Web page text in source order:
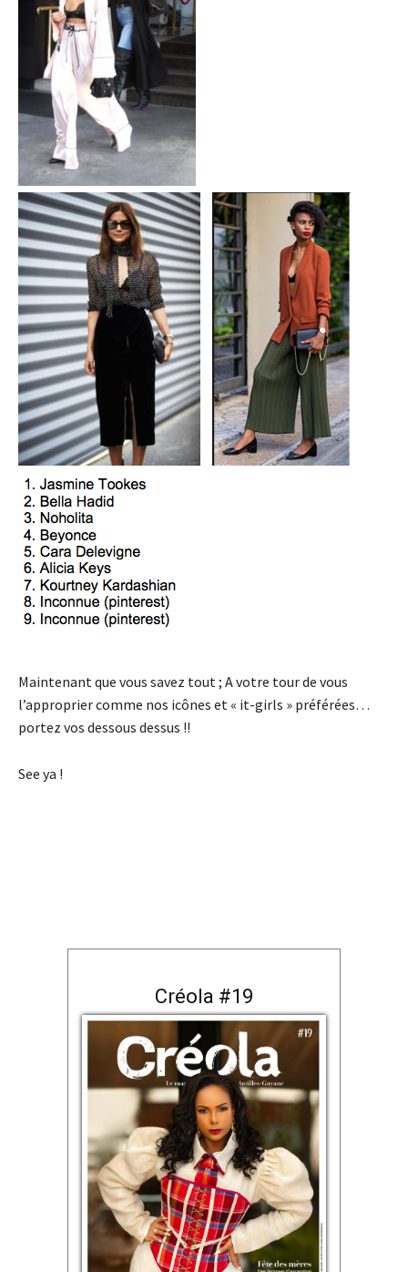
Maintenant que vous savez tout ; A votre tour de vous
l’approprier comme nos icônes et « it-girls » préférées…
portez vos dessous dessus !!
See ya !
Créola #19